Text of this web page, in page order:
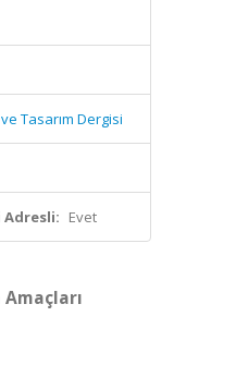
Tasarım Dergisi
Evet